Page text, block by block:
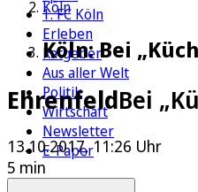
1. FC Köln
Erleben
Ratgeber
Aus aller Welt
Politik
Wirtschaft
Newsletter
E-Paper
Köln
Köln: Bei
EhrenfeldBei
13.10.2017, 11:26 Uhr
5 min